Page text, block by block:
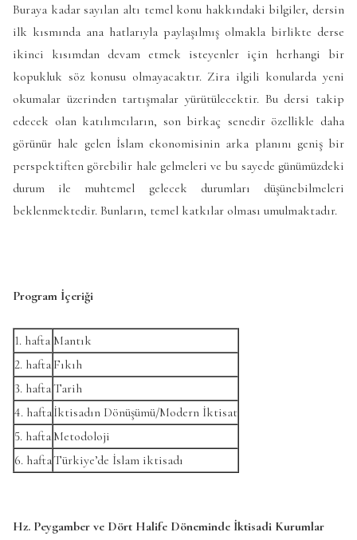
Buraya kadar sayılan altı temel konu hakkındaki bilgiler, dersin
ilk kısmında ana hatlarıyla paylaşılmış olmakla birlikte derse
ikinci kısımdan devam etmek isteyenler için herhangi bir
kopukluk söz konusu olmayacaktır. Zira ilgili konularda yeni
okumalar üzerinden tartışmalar yürütülecektir. Bu dersi takip
edecek olan katılımcıların, son birkaç senedir özellikle daha
görünür hale gelen İslam ekonomisinin arka planını geniş bir
perspektiften görebilir hale gelmeleri ve bu sayede günümüzdeki
durum ile muhtemel gelecek durumları düşünebilmeleri
beklenmektedir. Bunların, temel katkılar olması umulmaktadır.
Program İçeriği
1. hafta Mantık
2. hafta Fıkıh
3. haftaTarih
4. haftaİktisadın Dönüşümü/Modern İktisat
5. hafta Metodoloji
6. haftaTürkiye’de İslam iktisadı
Hz. Peygamber ve Dört Halife Döneminde İktisadi Kurumlar